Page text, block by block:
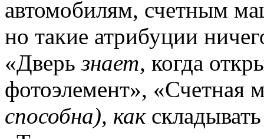
автомобилям, счетным
но такие атрибуции
«Дверьзнает, когда
фотоэлемент», «Счетная
способна), как